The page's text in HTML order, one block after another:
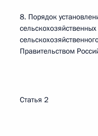
8. Порядок
Правительством
Статья 2